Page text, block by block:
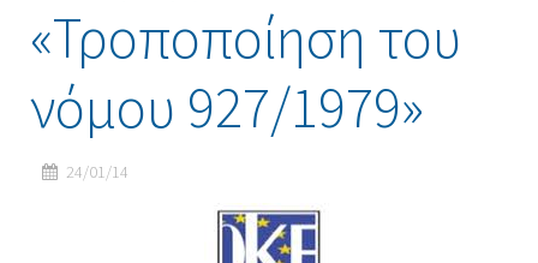
«Τροποποίηση του
νόμου 927/1979»
24/01/14